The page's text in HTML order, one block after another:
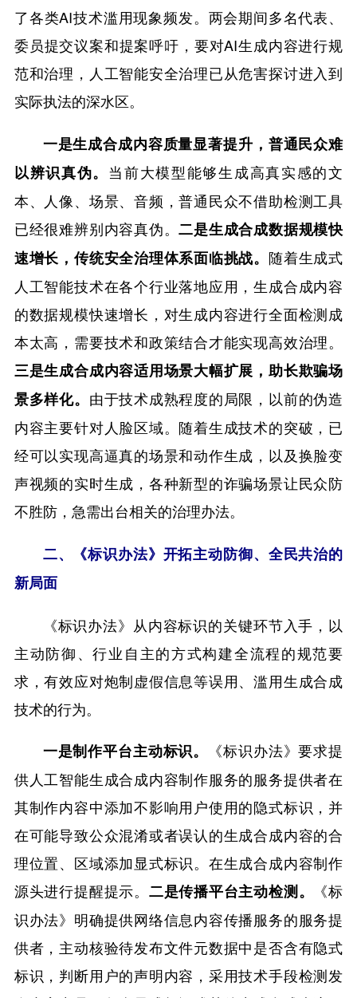
了各类AI技术滥用现象频发。两会期间多名代表、
委员提交议案和提案呼吁，要对AI生成内容进行规
范和治理，人工智能安全治理已从危害探讨进入到
实际执法的深水区。
一是生成合成内容质量显著提升，普通民众难
以辨识真伪。 当前大模型能够生成高真实感的文
本、人像、场景、音频，普通民众不借助检测工具
已经很难辨别内容真伪。二是生成合成数据规模快
速增长，传统安全治理体系面临挑战。 随着生成式
人工智能技术在各个行业落地应用，生成合成内容
的数据规模快速增长，对生成内容进行全面检测成
本太高，需要技术和政策结合才能实现高效治理。
三是生成合成内容适用场景大幅扩展，助长欺骗场
景多样化。 由于技术成熟程度的局限，以前的伪造
内容主要针对人脸区域。随着生成技术的突破，已
经可以实现高逼真的场景和动作生成，以及换脸变
声视频的实时生成，各种新型的诈骗场景让民众防
不胜防，急需出台相关的治理办法。
二、《标识办法》开拓主动防御、全民共治的
新局面
《标识办法》从内容标识的关键环节入手，以
主动防御、行业自主的方式构建全流程的规范要
求，有效应对炮制虚假信息等误用、滥用生成合成
技术的行为。
一是制作平台主动标识。
《标识办法》要求提
供人工智能生成合成内容制作服务的服务提供者在
其制作内容中添加不影响用户使用的隐式标识，并
在可能导致公众混淆或者误认的生成合成内容的合
理位置、区域添加显式标识。在生成合成内容制作
源头进行提醒提示。 二是传播平台主动检测。
《标
识办法》明确提供网络信息内容传播服务的服务提
供者，主动核验待发布文件元数据中是否含有隐式
标识，判断用户的声明内容，采用技术手段检测发